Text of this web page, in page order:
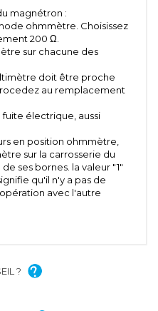
magnétron :
ohmmètre. Choisissez
200 Ω.
sur chacune des
doit être proche
au remplacement
fuite électrique, aussi
en position ohmmètre,
sur la carrosserie du
ses bornes. la valeur "1"
qu'il n'y a pas de
avec l'autre
?